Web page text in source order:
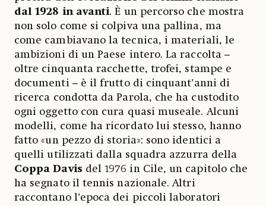
dal 1928 in avanti. È un percorso che mostra
non solo come si colpiva una pallina, ma
come cambiavano la tecnica, i materiali, le
ambizioni di un Paese intero. La raccolta –
oltre cinquanta racchette, trofei, stampe e
documenti – è il frutto di cinquant’anni di
ricerca condotta da Parola, che ha custodito
ogni oggetto con cura quasi museale. Alcuni
modelli, come ha ricordato lui stesso, hanno
fatto «un pezzo di storia»: sono identici a
quelli utilizzati dalla squadra azzurra della
Coppa Davis del 1976 in Cile, un capitolo che
ha segnato il tennis nazionale. Altri
raccontano l’epoca dei piccoli laboratori